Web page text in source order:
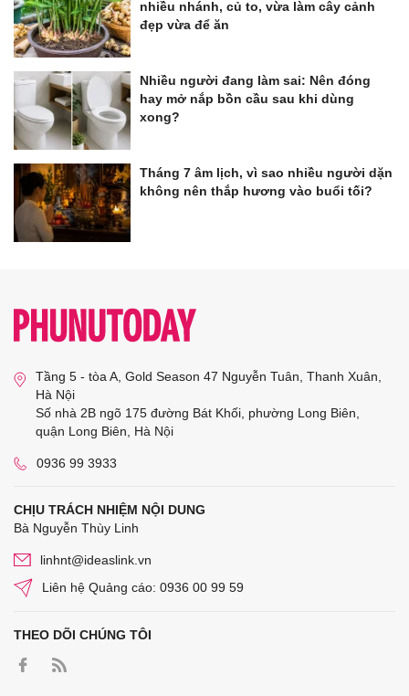
nhiều nhánh, củ to, vừa làm cây cảnh
đẹp vừa để ăn
Nhiều người đang làm sai: Nên đóng
hay mở nắp bồn cầu sau khi dùng
xong?
Tháng 7 âm lịch, vì sao nhiều người dặn
không nên thắp hương vào buổi tối?
Tầng 5 - tòa A, Gold Season 47 Nguyễn Tuân, Thanh Xuân,
Hà Nội
Số nhà 2B ngõ 175 đường Bát Khối, phường Long Biên,
quận Long Biên, Hà Nội
0936 99 3933
CHỊU TRÁCH NHIỆM NỘI DUNG
Bà Nguyễn Thùy Linh
linhnt@ideaslink.vn
Liên hệ Quảng cáo: 0936 00 99 59
THEO DÕI CHÚNG TÔI